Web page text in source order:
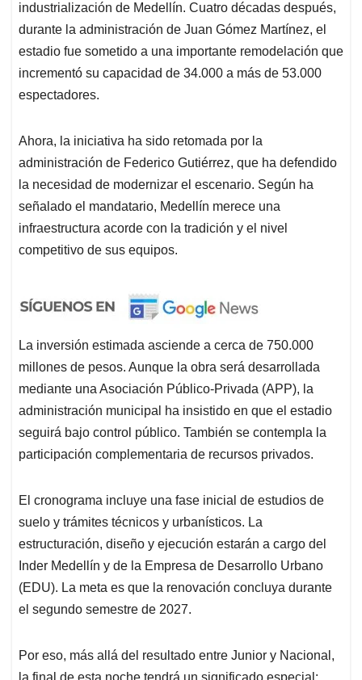
industrialización de Medellín. Cuatro décadas después,
durante la administración de Juan Gómez Martínez, el
estadio fue sometido a una importante remodelación que
incrementó su capacidad de 34.000 a más de 53.000
espectadores.
Ahora, la iniciativa ha sido retomada por la
administración de Federico Gutiérrez, que ha defendido
la necesidad de modernizar el escenario. Según ha
señalado el mandatario, Medellín merece una
infraestructura acorde con la tradición y el nivel
competitivo de sus equipos.
La inversión estimada asciende a cerca de 750.000
millones de pesos. Aunque la obra será desarrollada
mediante una Asociación Público-Privada (APP), la
administración municipal ha insistido en que el estadio
seguirá bajo control público. También se contempla la
participación complementaria de recursos privados.
El cronograma incluye una fase inicial de estudios de
suelo y trámites técnicos y urbanísticos. La
estructuración, diseño y ejecución estarán a cargo del
Inder Medellín y de la Empresa de Desarrollo Urbano
(EDU). La meta es que la renovación concluya durante
el segundo semestre de 2027.
Por eso, más allá del resultado entre Junior y Nacional,